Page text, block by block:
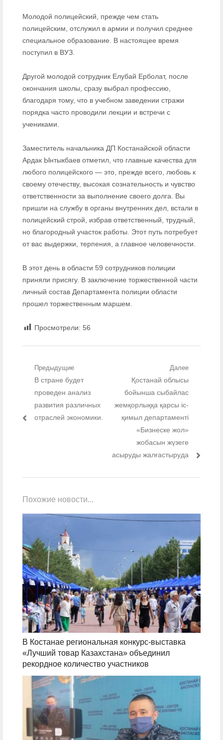
Молодой полицейский, прежде чем стать
полицейским, отслужил в армии и получил среднее
специальное образование. В настоящее время
поступил в ВУЗ.
Другой молодой сотрудник Елубай Ерболат, после
окончания школы, сразу выбрал профессию,
благодаря тому, что в учебном заведении стражи
порядка часто проводили лекции и встречи с
учениками.
Заместитель начальника ДП Костанайской области
Ардак Ынтыкбаев отметил, что главные качества для
любого полицейского — это, прежде всего, любовь к
своему отечеству, высокая сознательность и чувство
ответственности за выполнение своего долга. Вы
пришли на службу в органы внутренних дел, встали в
полицейский строй, избрав ответственный, трудный,
но благородный участок работы. Этот путь потребует
от вас выдержки, терпения, а главное человечности.
В этот день в области 59 сотрудников полиции
приняли присягу. В заключение торжественной части
личный состав Департамента полиции области
прошел торжественным маршем.
Просмотрели: 56
Навигация по записям
Предыдущие
Предыдущий пост:
В стране будет
проведен анализ
развития различных
отраслей экономики.
Далее
Следующий пост:
Қостанай облысы
бойынша сыбайлас
жемқорлыққа қарсы іс-
қимыл департаменті
«Бизнеске жол»
жобасын жүзеге
асыруды жалғастыруда
Похожие новости...
В Костанае региональная конкурс-выставка
«Лучший товар Казахстана» объединил
рекордное количество участников